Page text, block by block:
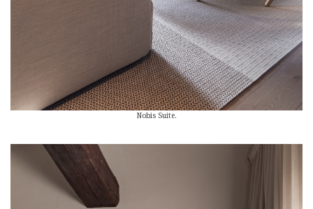
Nobis Suite.